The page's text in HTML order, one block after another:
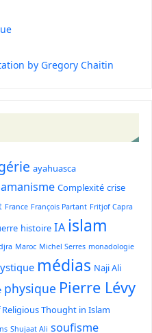
by Gregory Chaitin
ayahuasca
Complexité crise
France François Partant Fritjof Capra
histoire IA islam
Maroc Michel Serres monadologie
médias Naji Ali
physique Pierre Lévy
Thought in Islam
Shujaat Ali soufisme